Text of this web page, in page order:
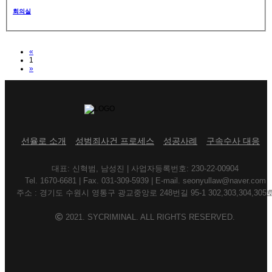
회의실
«
1
»Next
선율로 소개 성범죄사건 프로세스 성공사례 구속수사 대응
대표: 신혁범, 남성진 | 사업자등록번호: 230-22-00904
Tel. 1670-6681 | Fax. 031-309-5939 | E-mail. seonyullaw@naver.com
주소 : 경기도 수원시 영통구 광교중앙로 248번길 95-1 302,303,304,305
2021. SYCRIMINAL. ALL RIGHTS RESERVED.